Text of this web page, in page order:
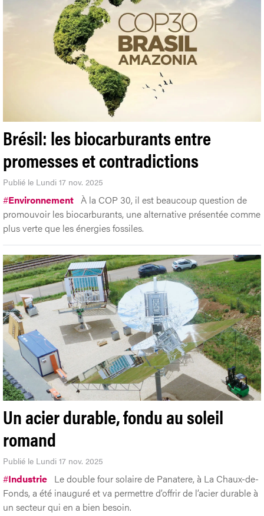
Brésil: les biocarburants entre
promesses et contradictions
Publié le Lundi 17 nov. 2025
#Environnement À la COP 30, il est beaucoup question de
promouvoir les biocarburants, une alternative présentée comme
plus verte que les énergies fossiles.
Un acier durable, fondu au soleil
romand
Publié le Lundi 17 nov. 2025
#Industrie Le double four solaire de Panatere, à La Chaux-de-
Fonds, a été inauguré et va permettre d’offrir de l’acier durable à
un secteur qui en a bien besoin.